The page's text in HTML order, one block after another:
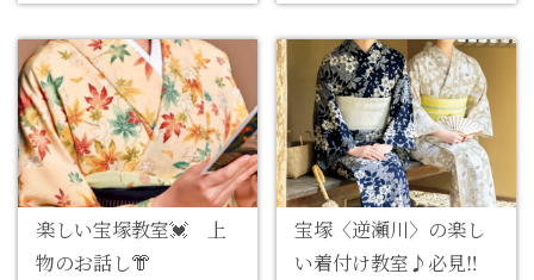
楽しい宝塚教室💓 上
物のお話し👘
宝塚〈逆瀬川〉の楽し
い着付け教室♪必見‼︎